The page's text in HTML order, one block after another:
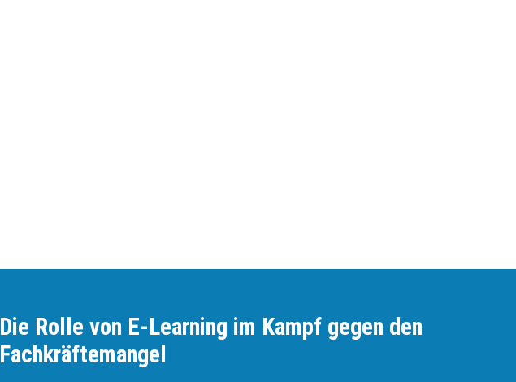
Die Rolle von E-Learning im Kampf gegen den
Fachkräftemangel